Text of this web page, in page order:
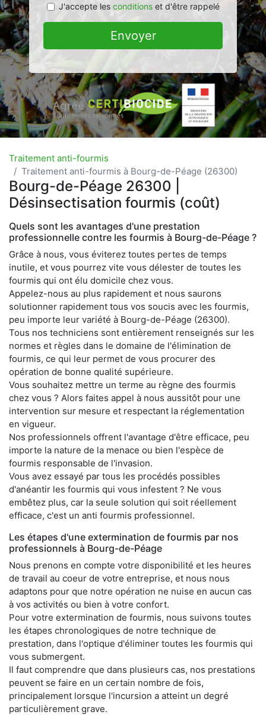
J'accepte les conditionset d'être rappelé
Envoyer
Traitement anti-fourmis
Traitement anti-fourmis à Bourg-de-Péage (26300)
Bourg-de-Péage 26300 |
Désinsectisation fourmis (coût)
Quels sont les avantages d'une prestation
professionnelle contre les fourmis à Bourg-de-Péage ?
Grâce à nous, vous éviterez toutes pertes de temps
inutile, et vous pourrez vite vous délester de toutes les
fourmis qui ont élu domicile chez vous.
Appelez-nous au plus rapidement et nous saurons
solutionner rapidement tous vos soucis avec les fourmis,
peu importe leur variété à Bourg-de-Péage (26300).
Tous nos techniciens sont entièrement renseignés sur les
normes et règles dans le domaine de l'élimination de
fourmis, ce qui leur permet de vous procurer des
opération de bonne qualité supérieure.
Vous souhaitez mettre un terme au règne des fourmis
chez vous ? Alors faites appel à nous aussitôt pour une
intervention sur mesure et respectant la réglementation
en vigueur.
Nos professionnels offrent l'avantage d'être efficace, peu
importe la nature de la menace ou bien l'espèce de
fourmis responsable de l'invasion.
Vous avez essayé par tous les procédés possibles
d'anéantir les fourmis qui vous infestent ? Ne vous
embêtez plus, car la seule solution qui soit réellement
efficace, c'est un anti fourmis professionnel.
Les étapes d'une extermination de fourmis par nos
professionnels à Bourg-de-Péage
Nous prenons en compte votre disponibilité et les heures
de travail au coeur de votre entreprise, et nous nous
adaptons pour que notre opération ne nuise en aucun cas
à vos activités ou bien à votre confort.
Pour votre extermination de fourmis, nous suivons toutes
les étapes chronologiques de notre technique de
prestation, dans l'optique d'éliminer toutes les fourmis qui
vous submergent.
Il faut comprendre que dans plusieurs cas, nos prestations
peuvent se faire en un certain nombre de fois,
principalement lorsque l'incursion a atteint un degré
particulièrement grave.